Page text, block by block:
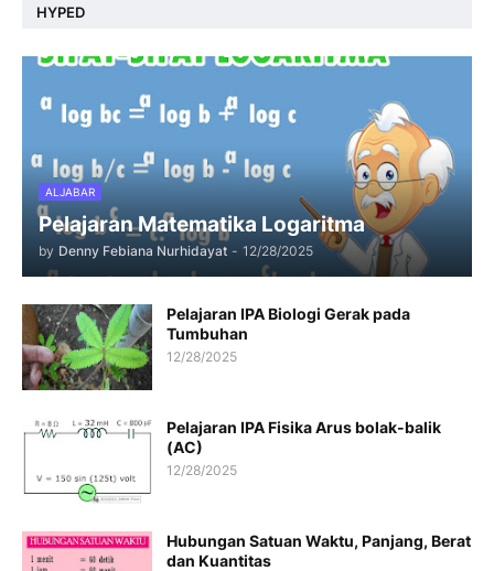
HYPED
ALJABAR
Pelajaran Matematika Logaritma
by Denny Febiana Nurhidayat - 12/28/2025
Pelajaran IPA Biologi Gerak pada
Tumbuhan
12/28/2025
Pelajaran IPA Fisika Arus bolak-balik
(AC)
12/28/2025
Hubungan Satuan Waktu, Panjang, Berat
dan Kuantitas